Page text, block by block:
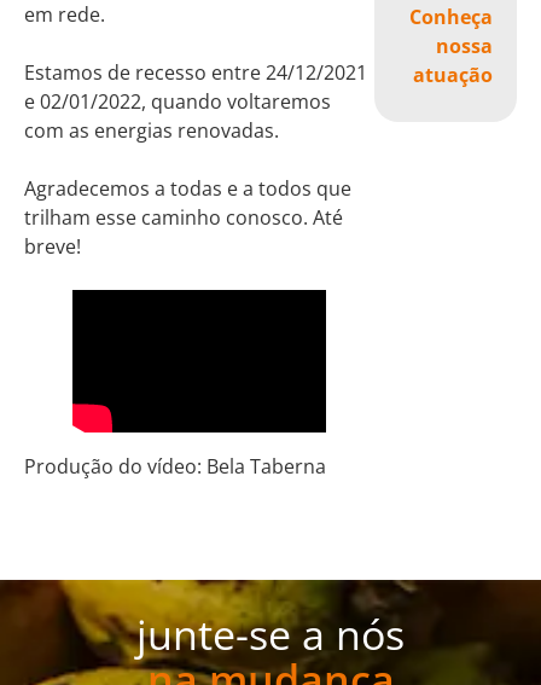
Conheça
nossa
atuação
em rede.
Estamos de recesso entre 24/12/2021
e 02/01/2022, quando voltaremos
com as energias renovadas.
Agradecemos a todas e a todos que
trilham esse caminho conosco. Até
breve!
Produção do vídeo: Bela Taberna
junte-se a nós